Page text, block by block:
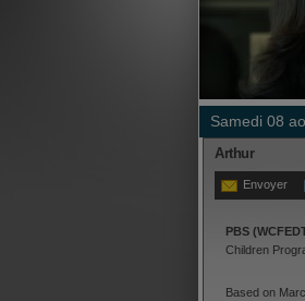
samedi 08
Arthur
Envoyer
PBS
Children
Based on